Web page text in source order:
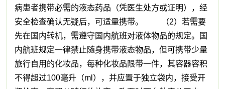
病患者携带必需的液态药品（凭医生处方或证明），经
安全检查确认无疑后，可适量携带。 （2）若需要
先在国内转机，需遵守国内航班对液体物品的规定。国
内航班规定一律禁止随身携带液态物品，但可携带少量
旅行自用的化妆品，每种化妆品限带一件，其容器容积
不得超过100毫升（ml），并应置于独立袋内，接受开